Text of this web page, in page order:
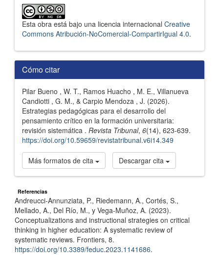
Esta obra está bajo una licencia internacional Creative
Commons Atribución-NoComercial-CompartirIgual 4.0.
Cómo citar
Pilar Bueno , W. T., Ramos Huacho , M. E., Villanueva
Candiotti , G. M., & Carpio Mendoza , J. (2026).
Estrategias pedagógicas para el desarrollo del
pensamiento crítico en la formación universitaria:
revisión sistemática . Revista Tribunal, 6(14), 623-639.
https://doi.org/10.59659/revistatribunal.v6i14.349
Más formatos de cita Descargar cita
Referencias
Andreucci-Annunziata, P., Riedemann, A., Cortés, S.,
Mellado, A., Del Río, M., y Vega-Muñoz, A. (2023).
Conceptualizations and instructional strategies on critical
thinking in higher education: A systematic review of
systematic reviews. Frontiers, 8.
https://doi.org/10.3389/feduc.2023.1141686.